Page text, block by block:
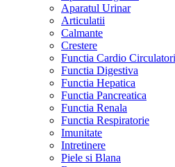
Aparatul Urinar
Articulatii
Calmante
Crestere
Functia Cardio
Functia Digestiva
Functia Hepatica
Functia Pancreatica
Functia Renala
Functia Respiratorie
Imunitate
Intretinere
Piele si Blana